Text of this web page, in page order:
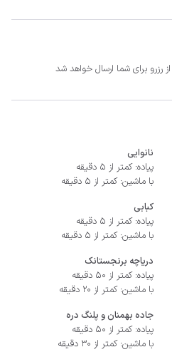
رزرو برای شما ارسال خواهد شد
نانوایی
پیاده: کمتر از 5 دقیقه
با ماشین: کمتر از 5 دقیقه
کبابی
پیاده: کمتر از 5 دقیقه
با ماشین: کمتر از 5 دقیقه
دریاچه برنجستانک
پیاده: کمتر از 50 دقیقه
با ماشین: کمتر از 20 دقیقه
جاده بهمنان و پلنگ دره
پیاده: کمتر از 50 دقیقه
با ماشین: کمتر از 30 دقیقه